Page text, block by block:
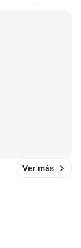
Ver más